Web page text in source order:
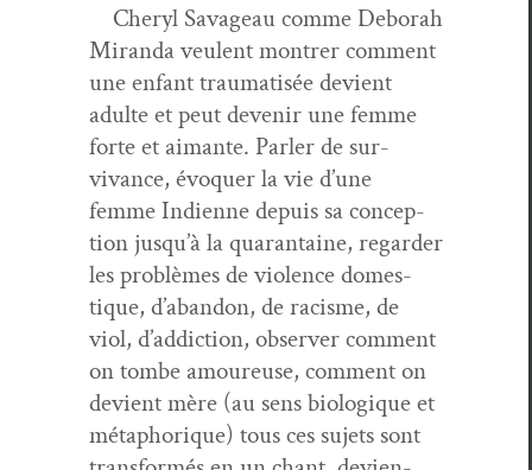
Cheryl Sav­ageau comme Deb­o­rah
Miran­da veu­lent mon­tr­er com­ment
une enfant trau­ma­tisée devient
adulte et peut devenir une femme
forte et aimante. Par­ler de sur­
vivance, évo­quer la vie d’une
femme Indi­enne depuis sa con­cep­
tion jusqu’à la quar­an­taine, regarder
les prob­lèmes de vio­lence domes­
tique, d’abandon, de racisme, de
viol, d’addiction, observ­er com­ment
on tombe amoureuse, com­ment on
devient mère (au sens biologique et
métaphorique) tous ces sujets sont